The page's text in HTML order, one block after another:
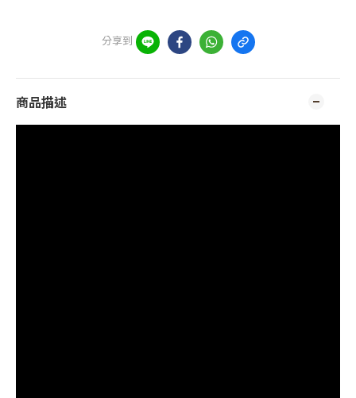
分享到
商品描述